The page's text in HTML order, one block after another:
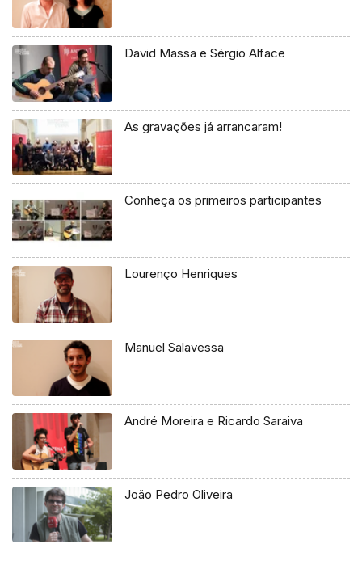
David Massa e Sérgio Alface
As gravações já arrancaram!
Conheça os primeiros participantes
Lourenço Henriques
Manuel Salavessa
André Moreira e Ricardo Saraiva
João Pedro Oliveira